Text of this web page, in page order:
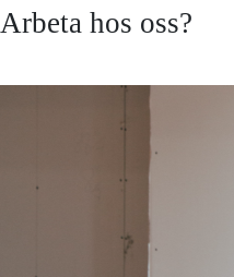
Arbeta hos oss?